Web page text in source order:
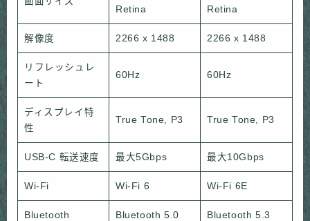
Retina
Retina
解像度 2266 x 1488 2266 x 1488
リフレッシュレ
ート
60Hz 60Hz
ディスプレイ特
性
True Tone, P3 True Tone, P3
USB-C 転送速度 最大5Gbps 最大10Gbps
Wi-Fi Wi-Fi 6 Wi-Fi 6E
Bluetooth Bluetooth 5.0 Bluetooth 5.3